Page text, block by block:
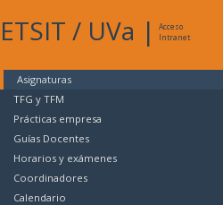
ETSIT / UVa |
Acceso
Intranet
Asignaturas
TFG y TFM
Prácticas empresa
Guías Docentes
Horarios y exámenes
Coordinadores
Calendario